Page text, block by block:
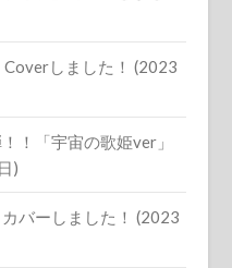
しました！ (2023
！「宇宙の歌姫ver」
)
バーしました！ (2023